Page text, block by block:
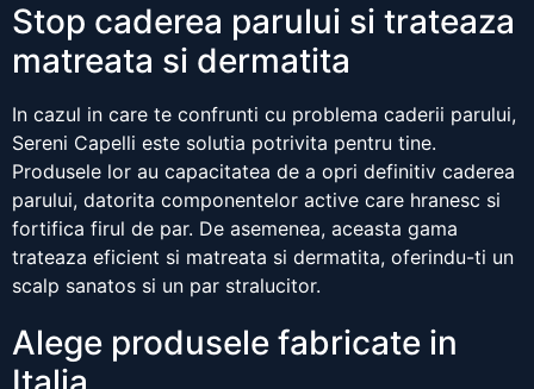
Stop caderea parului si trateaza
matreata si dermatita
In cazul in care te confrunti cu problema caderii parului,
Sereni Capelli este solutia potrivita pentru tine.
Produsele lor au capacitatea de a opri definitiv caderea
parului, datorita componentelor active care hranesc si
fortifica firul de par. De asemenea, aceasta gama
trateaza eficient si matreata si dermatita, oferindu-ti un
scalp sanatos si un par stralucitor.
Alege produsele fabricate in